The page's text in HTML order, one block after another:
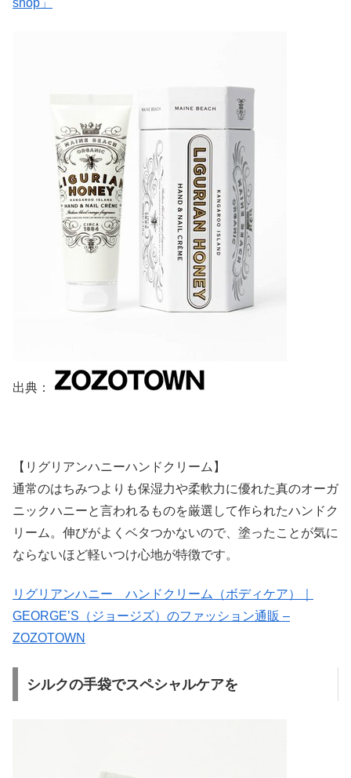
出典：
【リグリアンハニーハンドクリーム】
通常のはちみつよりも保湿力や柔軟力に優れた真のオーガ
ニックハニーと言われるものを厳選して作られたハンドク
リーム。伸びがよくベタつかないので、塗ったことが気に
ならないほど軽いつけ心地が特徴です。
リグリアンハニー ハンドクリーム（ボディケア）｜
GEORGE’S（ジョージズ）のファッション通販 –
ZOZOTOWN
シルクの手袋でスペシャルケアを